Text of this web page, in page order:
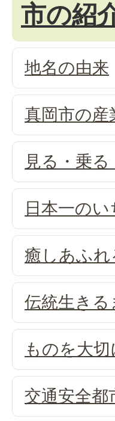
市の紹
地名の由来
真岡市の産
見る・乗
日本一の
癒しあふ
伝統生き
ものを大
交通安全都